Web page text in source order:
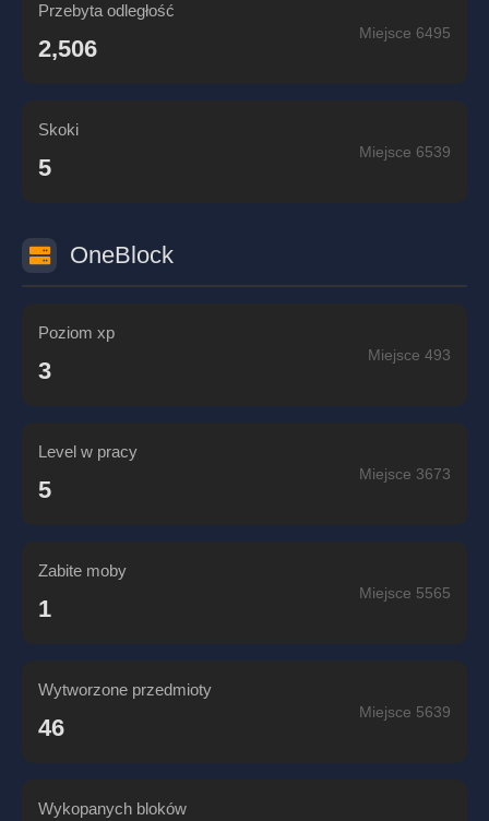
Przebyta odległość
2,506
Miejsce 6495
Skoki
5
Miejsce 6539
OneBlock
Poziom xp
3
Miejsce 493
Level w pracy
5
Miejsce 3673
Zabite moby
1
Miejsce 5565
Wytworzone przedmioty
46
Miejsce 5639
Wykopanych bloków